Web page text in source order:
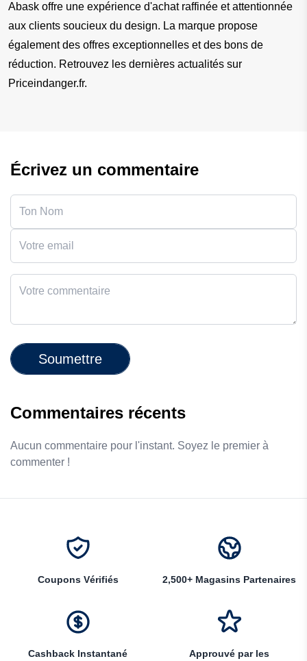
Abask offre une expérience d'achat raffinée et attentionnée
aux clients soucieux du design. La marque propose
également des offres exceptionnelles et des bons de
réduction. Retrouvez les dernières actualités sur
Priceindanger.fr.
Écrivez un commentaire
Soumettre
Commentaires récents
Aucun commentaire pour l'instant. Soyez le premier à
commenter !
Coupons Vérifiés 2,500+ Magasins Partenaires
Cashback Instantané
Approuvé par les